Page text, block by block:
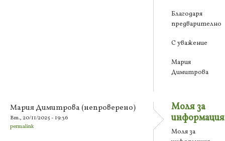
Благодаря
предварително
С уважение
Мария
Димитрова
Мария Димитрова (непроверено)
Вт., 20/11/2025 - 19:36
permalink
Моля за
Моля за